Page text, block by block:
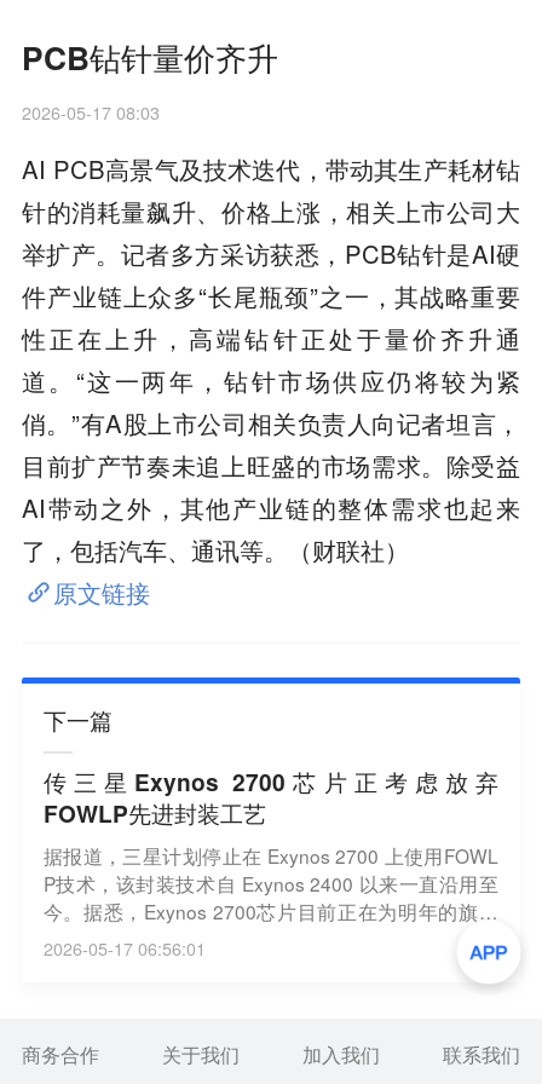
PCB钻针量价齐升
2026-05-17 08:03
AI PCB高景气及技术迭代，带动其生产耗材钻
针的消耗量飙升、价格上涨，相关上市公司大
举扩产。记者多方采访获悉，PCB钻针是AI硬
件产业链上众多“长尾瓶颈”之一，其战略重要
性正在上升，高端钻针正处于量价齐升通
道。“这一两年，钻针市场供应仍将较为紧
俏。”有A股上市公司相关负责人向记者坦言，
目前扩产节奏未追上旺盛的市场需求。除受益
AI带动之外，其他产业链的整体需求也起来
了，包括汽车、通讯等。（财联社）
原文链接
下一篇
传三星Exynos 2700芯片正考虑放弃
FOWLP先进封装工艺
据报道，三星计划停止在 Exynos 2700 上使用FOWL
P技术，该封装技术自 Exynos 2400 以来一直沿用至
今。据悉，Exynos 2700芯片目前正在为明年的旗舰
手机进行开发。虽然FOWLP的技术应用改善了散热性
能，但由于制造成本的增加，三星已开始重新评估其
2026-05-17 06:56:01
商务合作 关于我们 加入我们 联系我们